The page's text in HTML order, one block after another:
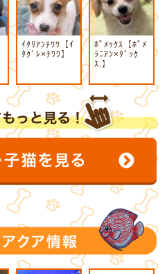
ｲﾀﾘｱﾝﾁﾜﾜ【ｲ
ﾀｸﾞﾚ×ﾁﾜﾜ】
ﾎﾟﾒｯｸｽ【ﾎﾟﾒ
ﾗﾆｱﾝ×ﾀﾞｯｸ
ｽ.】